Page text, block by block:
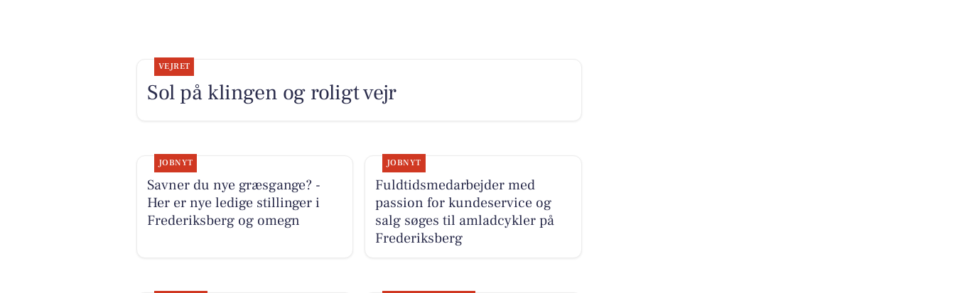
VEJRET
Sol på klingen og roligt vejr
JOBNYT
Savner du nye græsgange? -
Her er nye ledige stillinger i
Frederiksberg og omegn
JOBNYT
Fuldtidsmedarbejder med
passion for kundeservice og
salg søges til amladcykler på
Frederiksberg